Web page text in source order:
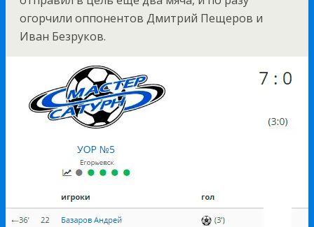
огорчили оппонентов Дмитрий Пещеров и
Иван Безруков.